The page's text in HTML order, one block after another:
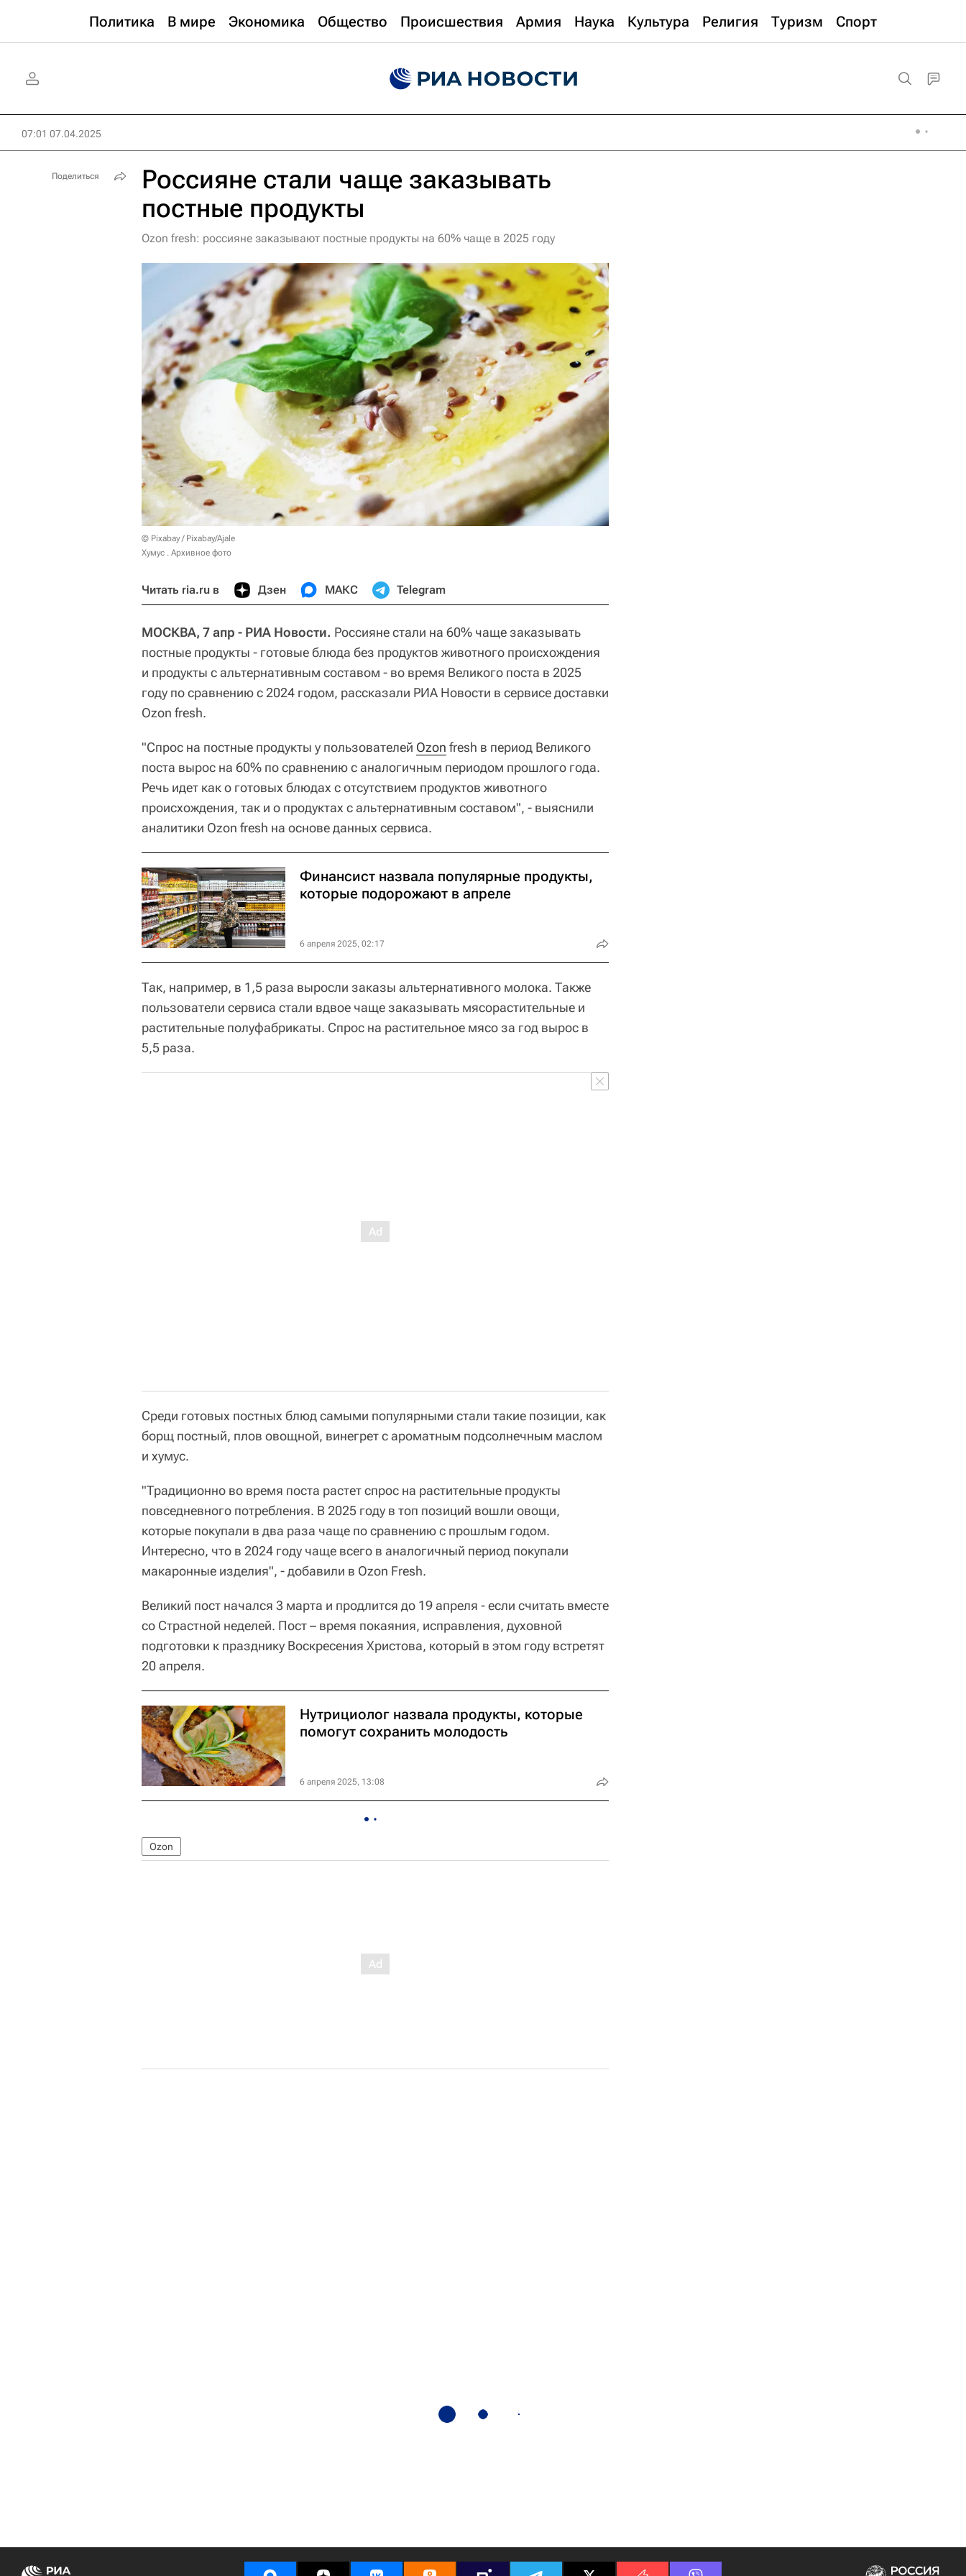
Политика В мире Экономика Общество Происшествия Армия Наука Культура Религия Туризм Спорт
07:01 07.04.2025
Россияне стали чаще заказывать
постные продукты
Ozon fresh: россияне заказывают постные продукты на 60% чаще в 2025 году
© Pixabay / Pixabay/Ajale
Хумус . Архивное фото
Читать ria.ru в Дзен МАКС Telegram
МОСКВА, 7 апр - РИА Новости. Россияне стали на 60% чаще заказывать
постные продукты - готовые блюда без продуктов животного происхождения
и продукты с альтернативным составом - во время Великого поста в 2025
году по сравнению с 2024 годом, рассказали РИА Новости в сервисе доставки
Ozon fresh.
"Спрос на постные продукты у пользователей Ozon fresh в период Великого
поста вырос на 60% по сравнению с аналогичным периодом прошлого года.
Речь идет как о готовых блюдах с отсутствием продуктов животного
происхождения, так и о продуктах с альтернативным составом", - выяснили
аналитики Ozon fresh на основе данных сервиса.
Финансист назвала популярные продукты,
которые подорожают в апреле
6 апреля 2025, 02:17
Так, например, в 1,5 раза выросли заказы альтернативного молока. Также
пользователи сервиса стали вдвое чаще заказывать мясорастительные и
растительные полуфабрикаты. Спрос на растительное мясо за год вырос в
5,5 раза.
Среди готовых постных блюд самыми популярными стали такие позиции, как
борщ постный, плов овощной, винегрет с ароматным подсолнечным маслом
и хумус.
"Традиционно во время поста растет спрос на растительные продукты
повседневного потребления. В 2025 году в топ позиций вошли овощи,
которые покупали в два раза чаще по сравнению с прошлым годом.
Интересно, что в 2024 году чаще всего в аналогичный период покупали
макаронные изделия", - добавили в Ozon Fresh.
Великий пост начался 3 марта и продлится до 19 апреля - если считать вместе
со Страстной неделей. Пост – время покаяния, исправления, духовной
подготовки к празднику Воскресения Христова, который в этом году встретят
20 апреля.
Нутрициолог назвала продукты, которые
помогут сохранить молодость
6 апреля 2025, 13:08
Ozon
Поделиться